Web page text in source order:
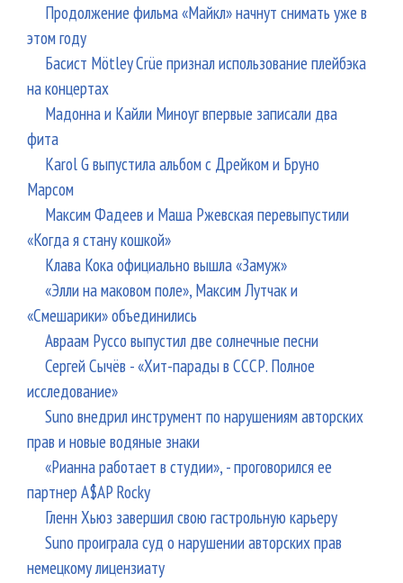
Продолжение фильма «Майкл» начнут снимать уже в
этом году
Басист Mötley Crüe признал использование плейбэка
на концертах
Мадонна и Кайли Миноуг впервые записали два
фита
Karol G выпустила альбом с Дрейком и Бруно
Марсом
Максим Фадеев и Маша Ржевская перевыпустили
«Когда я стану кошкой»
Клава Кока официально вышла «Замуж»
«Элли на маковом поле», Максим Лутчак и
«Смешарики» объединились
Авраам Руссо выпустил две солнечные песни
Сергей Сычёв - «Хит-парады в СССР. Полное
исследование»
Suno внедрил инструмент по нарушениям авторских
прав и новые водяные знаки
«Рианна работает в студии», - проговорился ее
партнер A$AP Rocky
Гленн Хьюз завершил свою гастрольную карьеру
Suno проиграла суд о нарушении авторских прав
немецкому лицензиату